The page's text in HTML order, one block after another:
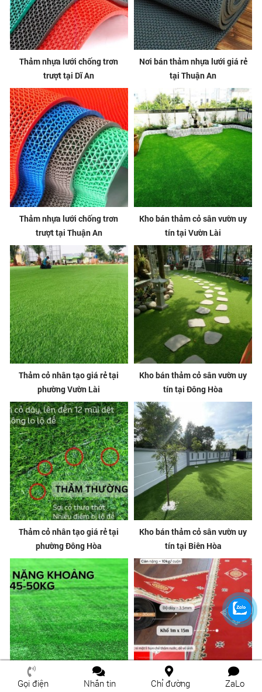
Thảm nhựa lưới chống trơn
trượt tại Dĩ An
Nơi bán thảm nhựa lưới giá rẻ
tại Thuận An
Thảm nhựa lưới chống trơn
trượt tại Thuận An
Kho bán thảm cỏ sân vườn uy
tín tại Vườn Lài
Thảm cỏ nhân tạo giá rẻ tại
phường Vườn Lài
Kho bán thảm cỏ sân vườn uy
tín tại Đông Hòa
Thảm cỏ nhân tạo giá rẻ tại
phường Đông Hòa
Kho bán thảm cỏ sân vườn uy
tín tại Biên Hòa
Thảm cỏ nhân tạo giá rẻ tại Biên Địa chỉ bán thảm lối đi giá rẻ tại
Gọi điện Nhắn tin Chỉ đường ZaLo